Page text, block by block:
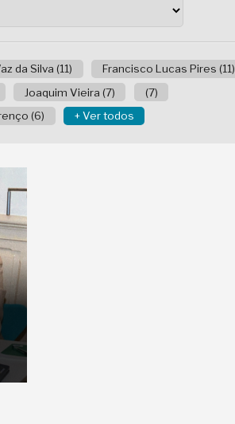
da Silva (11)
Francisco Lucas Pires (11)
Joaquim Vieira (7)
(7)
(6) + Ver todos